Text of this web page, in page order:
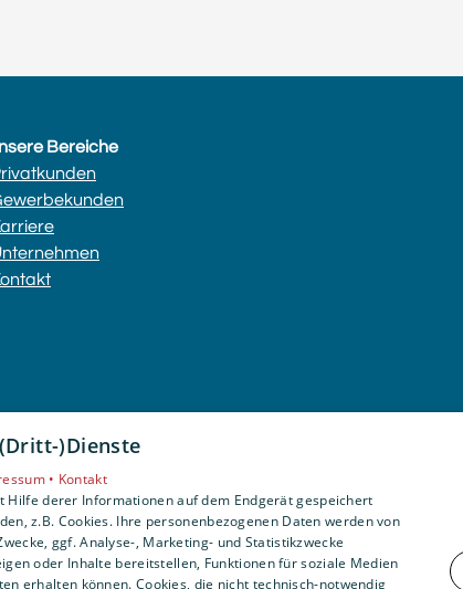
Bereiche
)Dienste
• Kontakt
derer Informationen auf dem Endgerät gespeichert
z.B. Cookies. Ihre personenbezogenen Daten werden von
ggf. Analyse-, Marketing- und Statistikzwecke
oder Inhalte bereitstellen, Funktionen für soziale Medien
erhalten können. Cookies, die nicht technisch-notwendig